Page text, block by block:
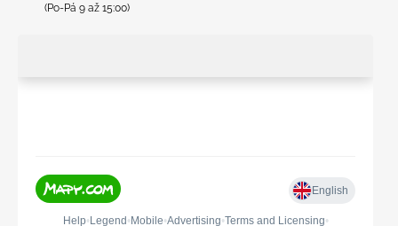
(Po-Pá 9 až 15:00)